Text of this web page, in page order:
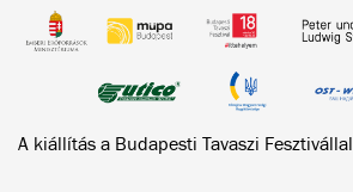
A kiállítás a Budapesti Tavaszi